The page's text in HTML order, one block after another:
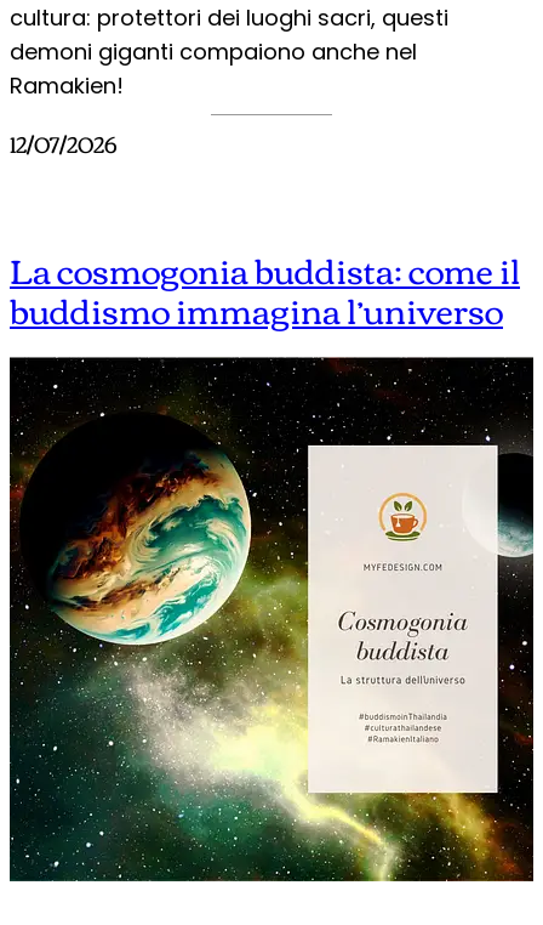
cultura: protettori dei luoghi sacri, questi
demoni giganti compaiono anche nel
Ramakien!
12/07/2026
La cosmogonia buddista: come il
buddismo immagina l’universo